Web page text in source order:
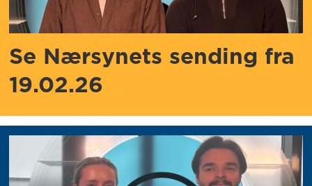
Se Nærsynets sending fra
19.02.26